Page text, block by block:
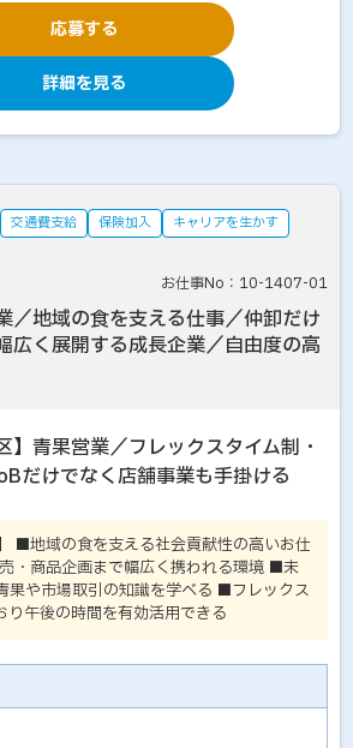
応募する
詳細を見る
交通費支給 保険加入
キャリアを生かす
お仕事No：10-1407-01
／地域の食を支える仕事／仲卸だけ
広く展開する成長企業／自由度の高
】青果営業／フレックスタイム制・
だけでなく店舗事業も手掛ける
■地域の食を支える社会貢献性の高いお仕
・商品企画まで幅広く携われる環境 ■未
果や市場取引の知識を学べる ■フレックス
り午後の時間を有効活用できる